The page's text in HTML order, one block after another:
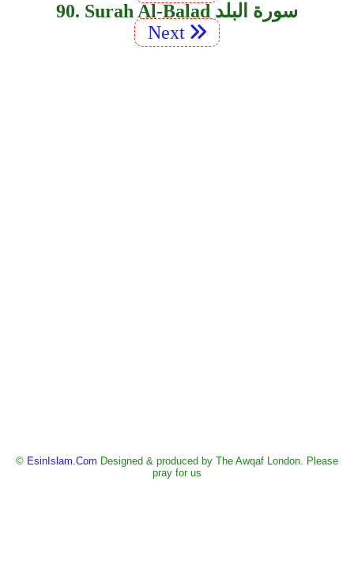
90. Surah Al-Balad سورة البلد
Next
© EsinIslam.Com Designed & produced by The Awqaf London. Please
pray for us